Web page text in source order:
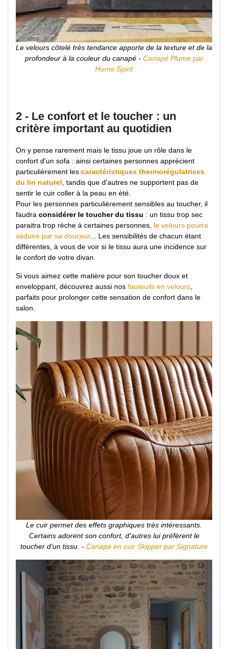
Le velours côtelé très tendance apporte de la texture et de la
profondeur à la couleur du canapé - Canapé Plume par
Home Spirit
2 - Le confort et le toucher : un
critère important au quotidien
On y pense rarement mais le tissu joue un rôle dans le
confort d'un sofa : ainsi certaines personnes apprécient
particulièrement les caractéristiques thermorégulatrices
du lin naturel, tandis que d'autres ne supportent pas de
sentir le cuir coller à la peau en été.
Pour les personnes particulièrement sensibles au toucher, il
faudra considérer le toucher du tissu : un tissu trop sec
paraitra trop rèche à certaines personnes, le velours pourra
séduire par sa douceur... Les sensibilités de chacun étant
différentes, à vous de voir si le tissu aura une incidence sur
le confort de votre divan.
Si vous aimez cette matière pour son toucher doux et
enveloppant, découvrez aussi nos fauteuils en velours,
parfaits pour prolonger cette sensation de confort dans le
salon.
Le cuir permet des effets graphiques très intéressants.
Certains adorent son confort, d'autres lui préfèrent le
toucher d'un tissu. - Canapé en cuir Skipper par Signature